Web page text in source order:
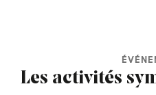
Les activités